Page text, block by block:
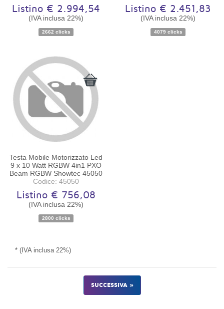
Disponibilità:Ordinabile
Listino € 2.994,54
(IVA inclusa 22%)
2662 clicks
Disponibilità:Ordinabile
Listino € 2.451,83
(IVA inclusa 22%)
4079 clicks
Disponibilità:Ordinabile
Testa Mobile Motorizzato Led
9 x 10 Watt RGBW 4in1 PXO
Beam RGBW Showtec 45050
Codice: 45050
Listino € 756,08
(IVA inclusa 22%)
2800 clicks
* (IVA inclusa 22%)
SUCCESSIVA »